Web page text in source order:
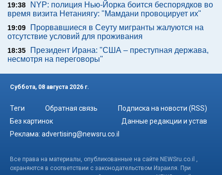
19:38
NYP: полиция Нью-Йорка боится беспорядков во
время визита Нетаниягу: "Мамдани провоцирует их"
19:09
Прорвавшиеся в Сеуту мигранты жалуются на
отсутствие условий для проживания
18:35
Президент Ирана: "США – преступная держава,
несмотря на переговоры"
Суббота, 08 августа 2026 г.
Теги Обратная связь
Подписка на новости (RSS)
Без картинок
Данные редакции и устав
Реклама: advertising@newsru.co.il
Все права на материалы, опубликованные на сайте NEWSru.co.il ,
охраняются в соответствии с законодательством Израиля. При